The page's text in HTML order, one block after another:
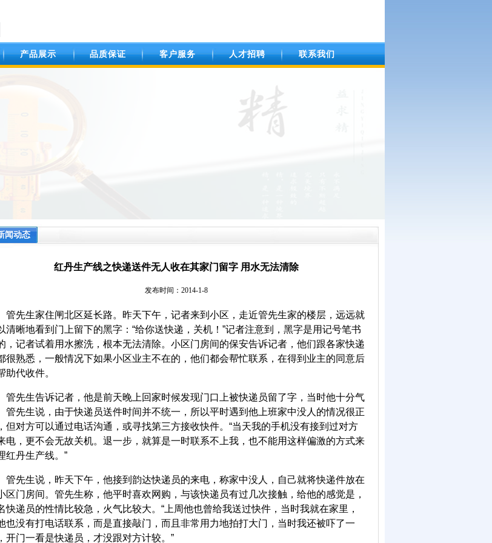
产品展示 品质保证 客户服务 人才招聘 联系我们
闻动态
红丹生产线之快递送件无人收在其家门留字 用水无法清除
发布时间：2014-1-8
管先生家住闸北区延长路。昨天下午，记者来到小区，走近管先生家的楼层，远远就
清晰地看到门上留下的黑字：“给你送快递，关机！”记者注意到，黑字是用记号笔书
，记者试着用水擦洗，根本无法清除。小区门房间的保安告诉记者，他们跟各家快递
很熟悉，一般情况下如果小区业主不在的，他们都会帮忙联系，在得到业主的同意后
助代收件。
管先生告诉记者，他是前天晚上回家时候发现门口上被快递员留了字，当时他十分气
管先生说，由于快递员送件时间并不统一，所以平时遇到他上班家中没人的情况很正
但对方可以通过电话沟通，或寻找第三方接收快件。“当天我的手机没有接到过对方
电，更不会无故关机。退一步，就算是一时联系不上我，也不能用这样偏激的方式来
红丹生产线。”
管先生说，昨天下午，他接到韵达快递员的来电，称家中没人，自己就将快递件放在
区门房间。管先生称，他平时喜欢网购，与该快递员有过几次接触，给他的感觉是，
快递员的性情比较急，火气比较大。“上周他也曾给我送过快件，当时我就在家里，
也没有打电话联系，而是直接敲门，而且非常用力地拍打大门，当时我还被吓了一
开门一看是快递员，才没跟对方计较。”